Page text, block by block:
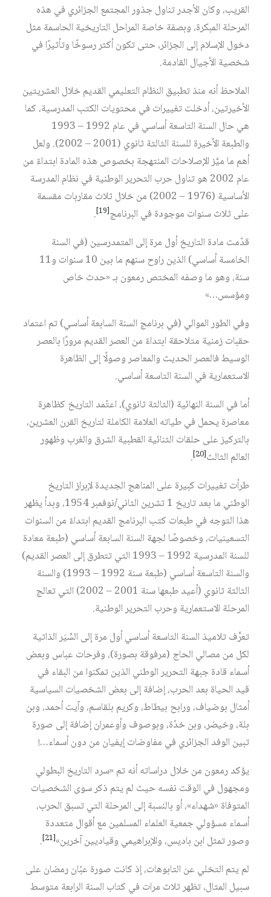
القريب، وكان الأجدر تناول جذور المجتمع الجزائري في هذه
المرحلة المبكرة، وبصفة خاصة المراحل التاريخية الحاسمة مثل
دخول الإسلام إلى الجزائر، حتى تكون أكثر رسوخًا وتأثيرًا في
شخصية الأجيال القادمة.
الملاحظ أنه منذ تطبيق النظام التعليمي القديم خلال العشريتين
الأخيرتين، أدخلت تغييرات في محتويات الكتب المدرسية، كما
هي حال السنة التاسعة أساسي في عام 1992 – 1993
والطبعة الأخيرة للسنة الثالثة ثانوي (2001 – 2002). ولعل
أهم ما ميَّز الإصلاحات المنتهجة بخصوص هذه المادة ابتداءً من
عام 2002 هو تناول حرب التحرير الوطنية في نظام المدرسة
الأساسية (1976 – 2002) من خلال ثلاث مقاربات مقسمة
على ثلاث سنوات موجودة في البرنامج‏[19]
.
قدّمت مادة التاريخ أول مرة إلى المتمدرسين (في السنة
الخامسة أساسي) الذين راوح سنهم ما بين 10 سنوات و11
سنة، وهو ما وصفه المختص رمعون بـ «حدث خاص
ومؤسس…»
وفي الطور الموالي (في برنامج السنة السابعة أساسي) تم اعتماد
حقبات زمنية متلاحقة ابتداءً من العصر القديم مرورًا بالعصر
الوسيط فالعصر الحديث والمعاصر وصولًا إلى الظاهرة
الاستعمارية في السنة التاسعة أساسي.
أما في السنة النهائية (الثالثة ثانوي)، اعتُمد التاريخ كظاهرة
معاصرة يحمل في طياته العلامة الكاملة لتاريخ القرن العشرين،
بالتركيز على حلقات الثنائية القطبية الشرق والغرب وظهور
العالم الثالث‏[20]
.
طرأت تغييرات كبيرة على المناهج الجديدة لإبراز التاريخ
الوطني ما بعد تاريخ 1 تشرين الثاني/نوفمبر 1954، وبدأ يظهر
هذا التوجه في طبعات كتب البرنامج القديم ابتداءً من السنوات
التسعينيات، وخصوصًا لجهة السنة السابعة أساسي (طبعة معادة
للسنة المدرسية 1992 – 1993 التي تتطرق إلى العصر القديم)
والسنة التاسعة أساسي (طبعة سنة 1992 – 1993) والسنة
الثالثة ثانوي (أعيد طبعها سنة 2001 – 2002) التي تعالج
المرحلة الاستعمارية وحرب التحرير الوطنية.
تعرَّف تلاميذ السنة التاسعة أساسي أول مرة إلى السِّيَر الذاتية
لكل من مصالي الحاج (مرفوقة بصورة)، وفرحات عباس وبعض
أسماء قادة جبهة التحرير الوطني الذين تمكنوا من البقاء في
قيد الحياة بعد الحرب، إضافة إلى بعض الشخصيات السياسية
أمثال بوضياف، ورابح بيطاط، وكريم بلقاسم، وآيت أحمد، وبن
بلة، وخيضر، وبن خدّة، وبوصوف وأوعمران إضافة إلى صورة
تبين الوفد الجزائري في مفاوضات إيفيان من دون أسماء…!
يؤكد رمعون من خلال دراساته أنه تم «سرد التاريخ البطولي
ومجهول في الوقت نفسه حيث لم يتم ذكر سوى الشخصيات
المتوفاة «شهداء»، أو بالنسبة إلى المرحلة التي تسبق الحرب،
أسماء مسؤولي جمعية العلماء المسلمين مع أقوال متعددة
وصور تمثل ابن باديس، والإبراهيمي وقياديين آخرين»‏[21]
.
لم يتم التخلي عن التابوهات، إذ كانت صورة عبّان رمضان على
سبيل المثال، تظهر ثلاث مرات في كتاب السنة الرابعة متوسط